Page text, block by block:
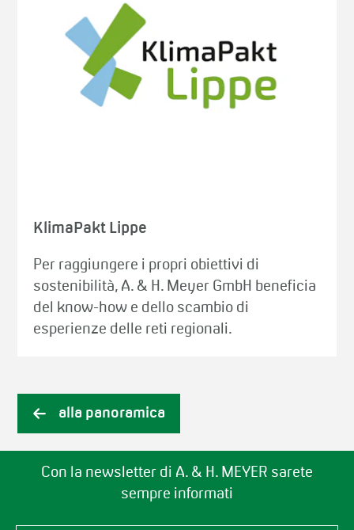
KlimaPakt Lippe
Per raggiungere i propri obiettivi di
sostenibilità, A. & H. Meyer GmbH beneficia
del know-how e dello scambio di
esperienze delle reti regionali.
alla panoramica
Con la newsletter di A. & H. MEYER sarete
sempre informati